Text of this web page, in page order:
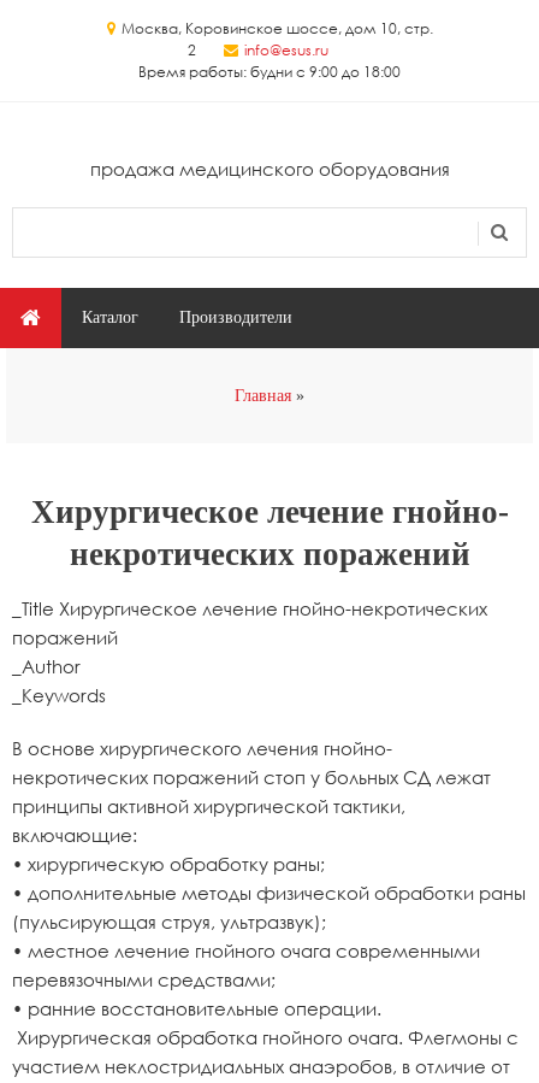
Москва, Коровинское шоссе, дом 10, стр.
2
info@esus.ru
Время работы: будни с 9:00 до 18:00
продажа медицинского оборудования
Главное меню
Каталог Производители
Главная
Хирургическое лечение гнойно-
некротических поражений
_Title Хирургическое лечение гнойно-некротических
поражений
_Author
_Keywords
В основе хирургического лечения гнойно-
некротических поражений стоп у больных СД лежат
принципы активной хирургической тактики,
включающие:
• хирургическую обработку раны;
• дополнительные методы физической обработки раны
(пульсирующая струя, ультразвук);
• местное лечение гнойного очага современными
перевязочными средствами;
• ранние восстановительные операции.
Хирургическая обработка гнойного очага. Флегмоны с
участием неклостридиальных анаэробов, в отличие от